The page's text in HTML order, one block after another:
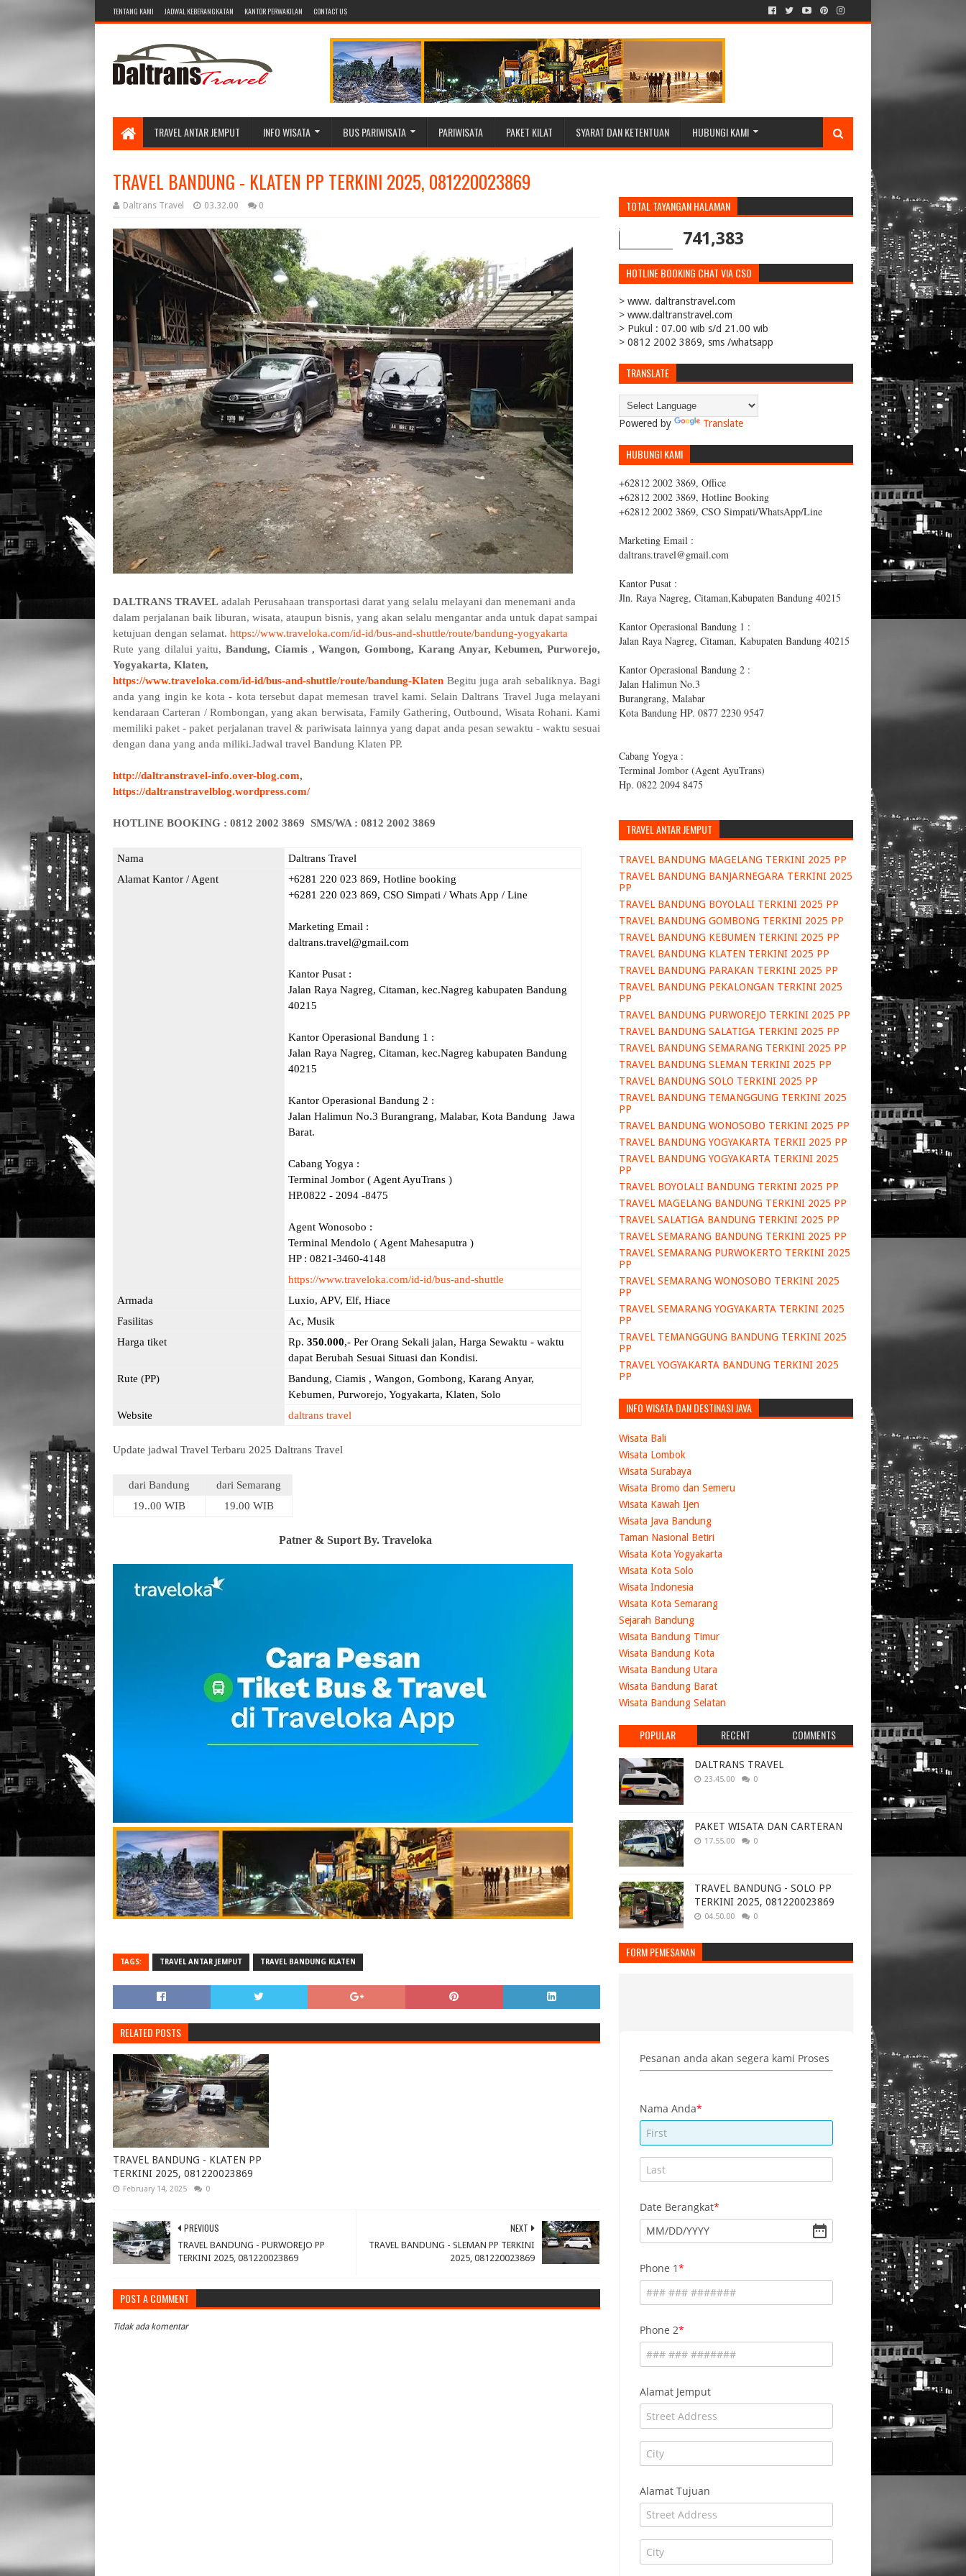
TENTANG KAMI JADWAL KEBERANGKATAN KANTOR PERWAKILAN CONTACT US
TRAVEL ANTAR JEMPUT INFO WISATA BUS PARIWISATA PARIWISATA PAKET KILAT SYARAT DAN KETENTUAN HUBUNGI KAMI
TRAVEL BANDUNG - KLATEN PP TERKINI 2025, 081220023869
Daltrans Travel 03.32.00 0
DALTRANS TRAVEL adalah Perusahaan transportasi darat yang selalu melayani dan menemani anda
dalam perjalanan baik liburan, wisata, ataupun bisnis, yang akan selalu mengantar anda untuk dapat sampai
ketujuan dengan selamat. https://www.traveloka.com/id-id/bus-and-shuttle/route/bandung-yogyakarta
Rute yang dilalui yaitu,Bandung, Ciamis , Wangon, Gombong, Karang Anyar, Kebumen, Purworejo,
Yogyakarta, Klaten,
https://www.traveloka.com/id-id/bus-and-shuttle/route/bandung-Klaten Begitu juga arah sebaliknya. Bagi
anda yang ingin ke kota - kota tersebut dapat memesan travel kami. Selain Daltrans Travel Juga melayani
kendaraan Carteran / Rombongan, yang akan berwisata, Family Gathering, Outbound, Wisata Rohani. Kami
memiliki paket - paket perjalanan travel & pariwisata lainnya yang dapat anda pesan sewaktu - waktu sesuai
dengan dana yang anda miliki.Jadwal travel Bandung Klaten PP.
http://daltranstravel-info.over-blog.com,
https://daltranstravelblog.wordpress.com/
HOTLINE BOOKING : 0812 2002 3869 SMS/WA : 0812 2002 3869
Nama
Daltrans Travel
Alamat Kantor / Agent
+6281 220 023 869, Hotline booking
+6281 220 023 869, CSO Simpati / Whats App / Line
Marketing Email :
daltrans.travel@gmail.com
Kantor Pusat :
Jalan Raya Nagreg, Citaman, kec.Nagreg kabupaten Bandung
40215
Kantor Operasional Bandung 1 :
Jalan Raya Nagreg, Citaman, kec.Nagreg kabupaten Bandung
40215
Kantor Operasional Bandung 2 :
Jalan Halimun No.3 Burangrang, Malabar, Kota Bandung Jawa
Barat.
Cabang Yogya :
Terminal Jombor ( Agent AyuTrans )
HP.0822 - 2094 -8475
Agent Wonosobo :
Terminal Mendolo ( Agent Mahesaputra )
HP : 0821-3460-4148
https://www.traveloka.com/id-id/bus-and-shuttle
Armada
Luxio, APV, Elf, Hiace
Fasilitas
Ac, Musik
Harga tiket
Rp. 350.000,- Per Orang Sekali jalan, Harga Sewaktu - waktu
dapat Berubah Sesuai Situasi dan Kondisi.
Rute (PP)
Bandung, Ciamis , Wangon, Gombong, Karang Anyar,
Kebumen, Purworejo, Yogyakarta, Klaten, Solo
Website
daltrans travel
Update jadwal Travel Terbaru 2025 Daltrans Travel
dari Bandung
dari Semarang
19..00 WIB
19.00 WIB
Patner & Suport By. Traveloka
TAGS: TRAVEL ANTAR JEMPUT TRAVEL BANDUNG KLATEN
RELATED POSTS
TRAVEL BANDUNG - KLATEN PP
TERKINI 2025, 081220023869
February 14, 2025 0
NEXT
TRAVEL BANDUNG - SLEMAN PP TERKINI
2025, 081220023869
PREVIOUS
TRAVEL BANDUNG - PURWOREJO PP
TERKINI 2025, 081220023869
POST A COMMENT
Tidak ada komentar
TOTAL TAYANGAN HALAMAN
741,383
HOTLINE BOOKING CHAT VIA CSO
> www. daltranstravel.com
> www.daltranstravel.com
> Pukul : 07.00 wib s/d 21.00 wib
> 0812 2002 3869, sms /whatsapp
TRANSLATE
Powered by Translate
HUBUNGI KAMI
+62812 2002 3869, Office
+62812 2002 3869, Hotline Booking
+62812 2002 3869, CSO Simpati/WhatsApp/Line
Marketing Email :
daltrans.travel@gmail.com
Kantor Pusat :
Jln. Raya Nagreg, Citaman,Kabupaten Bandung 40215
Kantor Operasional Bandung 1 :
Jalan Raya Nagreg, Citaman, Kabupaten Bandung 40215
Kantor Operasional Bandung 2 :
Jalan Halimun No.3
Burangrang, Malabar
Kota Bandung HP. 0877 2230 9547
Cabang Yogya :
Terminal Jombor (Agent AyuTrans)
Hp. 0822 2094 8475
TRAVEL ANTAR JEMPUT
TRAVEL BANDUNG MAGELANG TERKINI 2025 PP
TRAVEL BANDUNG BANJARNEGARA TERKINI 2025
PP
TRAVEL BANDUNG BOYOLALI TERKINI 2025 PP
TRAVEL BANDUNG GOMBONG TERKINI 2025 PP
TRAVEL BANDUNG KEBUMEN TERKINI 2025 PP
TRAVEL BANDUNG KLATEN TERKINI 2025 PP
TRAVEL BANDUNG PARAKAN TERKINI 2025 PP
TRAVEL BANDUNG PEKALONGAN TERKINI 2025
PP
TRAVEL BANDUNG PURWOREJO TERKINI 2025 PP
TRAVEL BANDUNG SALATIGA TERKINI 2025 PP
TRAVEL BANDUNG SEMARANG TERKINI 2025 PP
TRAVEL BANDUNG SLEMAN TERKINI 2025 PP
TRAVEL BANDUNG SOLO TERKINI 2025 PP
TRAVEL BANDUNG TEMANGGUNG TERKINI 2025
PP
TRAVEL BANDUNG WONOSOBO TERKINI 2025 PP
TRAVEL BANDUNG YOGYAKARTA TERKII 2025 PP
TRAVEL BANDUNG YOGYAKARTA TERKINI 2025
PP
TRAVEL BOYOLALI BANDUNG TERKINI 2025 PP
TRAVEL MAGELANG BANDUNG TERKINI 2025 PP
TRAVEL SALATIGA BANDUNG TERKINI 2025 PP
TRAVEL SEMARANG BANDUNG TERKINI 2025 PP
TRAVEL SEMARANG PURWOKERTO TERKINI 2025
PP
TRAVEL SEMARANG WONOSOBO TERKINI 2025
PP
TRAVEL SEMARANG YOGYAKARTA TERKINI 2025
PP
TRAVEL TEMANGGUNG BANDUNG TERKINI 2025
PP
TRAVEL YOGYAKARTA BANDUNG TERKINI 2025
PP
INFO WISATA DAN DESTINASI JAVA
Wisata Bali
Wisata Lombok
Wisata Surabaya
Wisata Bromo dan Semeru
Wisata Kawah Ijen
Wisata Java Bandung
Taman Nasional Betiri
Wisata Kota Yogyakarta
Wisata Kota Solo
Wisata Indonesia
Wisata Kota Semarang
Sejarah Bandung
Wisata Bandung Timur
Wisata Bandung Kota
Wisata Bandung Utara
Wisata Bandung Barat
Wisata Bandung Selatan
POPULAR RECENT COMMENTS
DALTRANS TRAVEL
23.45.00 0
PAKET WISATA DAN CARTERAN
17.55.00 0
TRAVEL BANDUNG - SOLO PP
TERKINI 2025, 081220023869
04.50.00 0
FORM PEMESANAN